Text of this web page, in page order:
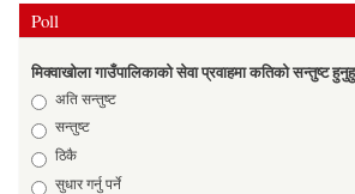
Poll
मिक्वाखोला गाउँपालिकाको सेवा प्रवाहमा कतिको सन्तुष्ट
Choicesअति सन्तुष्ट
सन्तुष्ट
ठिकै
सुधार गर्नु पर्ने